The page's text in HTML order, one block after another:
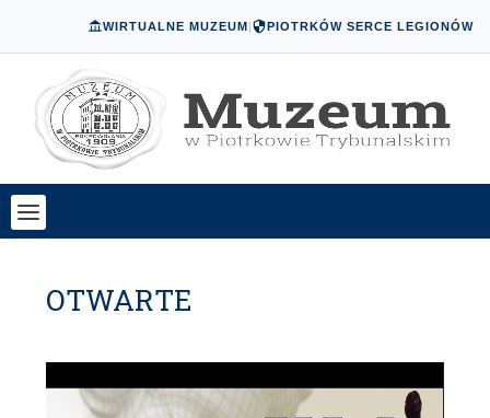
WIRTUALNE MUZEUM| PIOTRKÓW SERCE LEGIONÓW
OTWARTE